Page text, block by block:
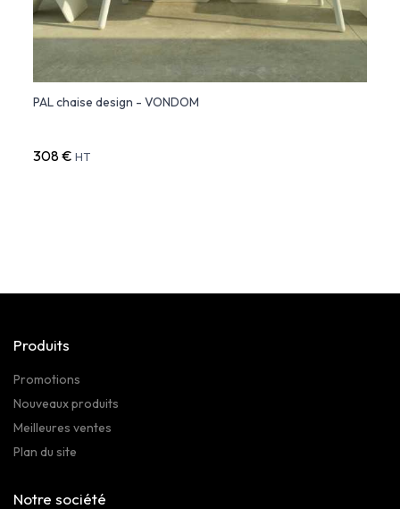
PAL chaise design - VONDOM
308 € HT
Produits
Promotions
Nouveaux produits
Meilleures ventes
Plan du site
Notre société